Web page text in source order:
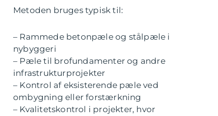
Metoden bruges typisk til:
– Rammede betonpæle og stålpæle i
nybyggeri
– Pæle til brofundamenter og andre
infrastrukturprojekter
– Kontrol af eksisterende pæle ved
ombygning eller forstærkning
– Kvalitetskontrol i projekter, hvor